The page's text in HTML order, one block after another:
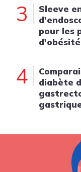
3
Sleeve
pour les
4
diabète